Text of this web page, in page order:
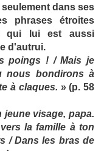
dans ses
phrases étroites
qui lui est aussi
d'autrui.
poings ! / Mais je
nous bondirons à
à claques. » (p. 58
visage, papa.
la famille à ton
/ Dans les bras de